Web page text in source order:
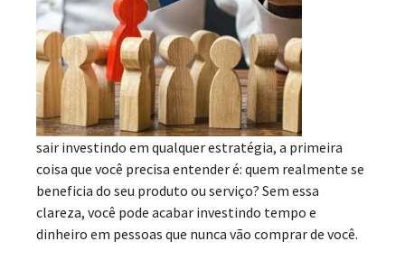
sair investindo em qualquer estratégia, a primeira
coisa que você precisa entender é: quem realmente se
beneficia do seu produto ou serviço? Sem essa
clareza, você pode acabar investindo tempo e
dinheiro em pessoas que nunca vão comprar de você.